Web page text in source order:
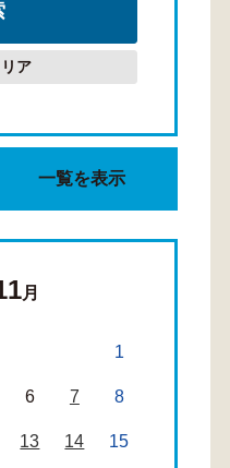
ア
一覧を表示
月
1
6 7 8
13 14 15